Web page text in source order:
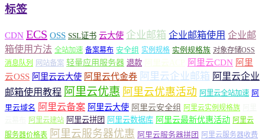
标签
CDN ECS OSS SSL证书 云大使 企业邮箱 企业邮箱使用 企业邮
箱使用方法 全站加速 备案幕布 安全组 实例规格 实例规格族 对象存储OSS
消息队列
网站备案 轻量应用服务器 退款 阿里云CDN 阿里
云OSS 阿里云云大使 阿里云代金券 阿里云企业邮箱 阿里云企业
邮箱使用教程 阿里云优惠 阿里云优惠活动 阿里云全站加速 阿
里云域名 阿里云备案 阿里云大使 阿里云安全组 阿里云实例规格族
阿里云建站 阿里云拼团 阿里云数据库 阿里云最新优惠活动 阿里云
服务器价格表 阿里云服务器优惠 阿里云服务器拼团 阿里云服务器收费